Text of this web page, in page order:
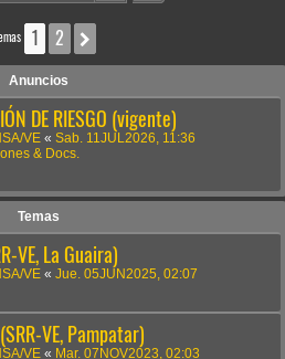
1 2
Anuncios
DE RIESGO (vigente)
VE « Sab. 11JUL2026, 11:36
& Docs.
Temas
VE, La Guaira)
VE « Jue. 05JUN2025, 02:07
VE, Pampatar)
VE « Mar. 07NOV2023, 02:03